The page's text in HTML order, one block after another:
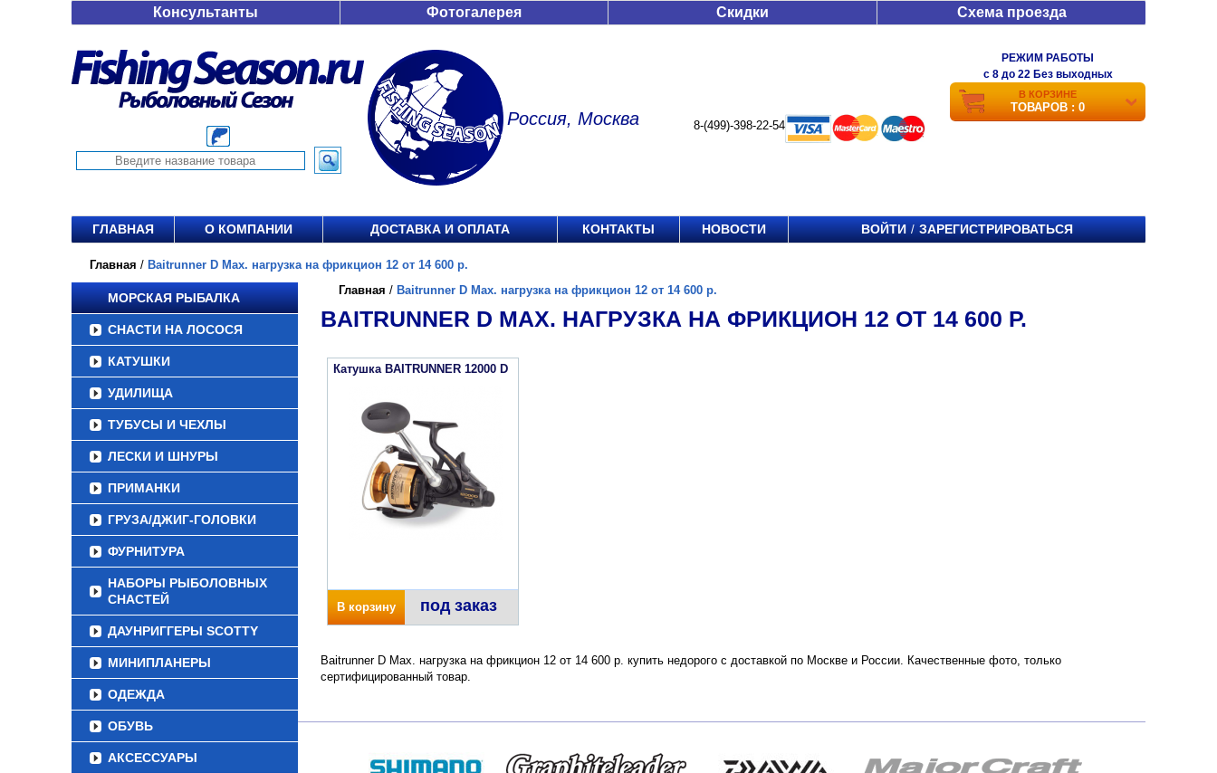
Консультанты Фотогалерея Скидки Схема проезда
Россия, Москва 8-(499)-398-22-54
РЕЖИМ РАБОТЫ
c 8 до 22 Без выходных
В КОРЗИНЕ
ТОВАРОВ : 0
ГЛАВНАЯ О КОМПАНИИ ДОСТАВКА И ОПЛАТА КОНТАКТЫ НОВОСТИ ВОЙТИ / ЗАРЕГИСТРИРОВАТЬСЯ
Главная / Baitrunner D Max. нагрузка на фрикцион 12 от 14 600 р.
МОРСКАЯ РЫБАЛКА
СНАСТИ НА ЛОСОСЯ
КАТУШКИ
УДИЛИЩА
ТУБУСЫ И ЧЕХЛЫ
ЛЕСКИ И ШНУРЫ
ПРИМАНКИ
ГРУЗА/ДЖИГ-ГОЛОВКИ
ФУРНИТУРА
НАБОРЫ РЫБОЛОВНЫХ
СНАСТЕЙ
ДАУНРИГГЕРЫ SCOTTY
МИНИПЛАНЕРЫ
ОДЕЖДА
ОБУВЬ
АКСЕССУАРЫ
Главная / Baitrunner D Max. нагрузка на фрикцион 12 от 14 600 р.
BAITRUNNER D MAX. НАГРУЗКА НА ФРИКЦИОН 12 ОТ 14 600 Р.
Катушка BAITRUNNER 12000 D
В корзину под заказ
Baitrunner D Max. нагрузка на фрикцион 12 от 14 600 р. купить недорого с доставкой по Москве и России. Качественные фото, только
сертифицированный товар.